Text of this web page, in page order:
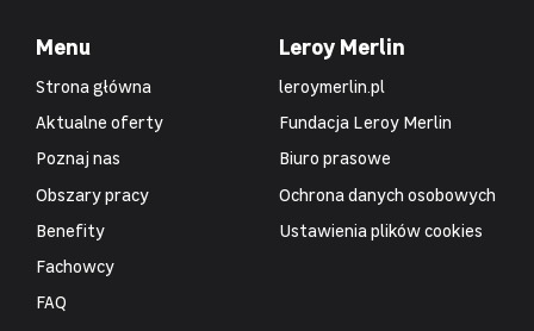
Menu
Strona główna
Aktualne oferty
Poznaj nas
Obszary pracy
Benefity
Fachowcy
FAQ
Leroy Merlin
leroymerlin.pl
Fundacja Leroy Merlin
Biuro prasowe
Ochrona danych osobowych
Ustawienia plików cookies